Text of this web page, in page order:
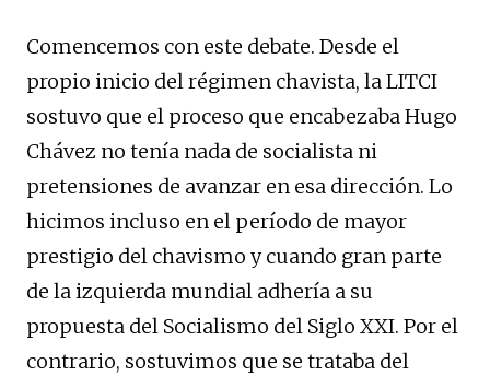
Comencemos con este debate. Desde el
propio inicio del régimen chavista, la LITCI
sostuvo que el proceso que encabezaba Hugo
Chávez no tenía nada de socialista ni
pretensiones de avanzar en esa dirección. Lo
hicimos incluso en el período de mayor
prestigio del chavismo y cuando gran parte
de la izquierda mundial adhería a su
propuesta del Socialismo del Siglo XXI. Por el
contrario, sostuvimos que se trataba del